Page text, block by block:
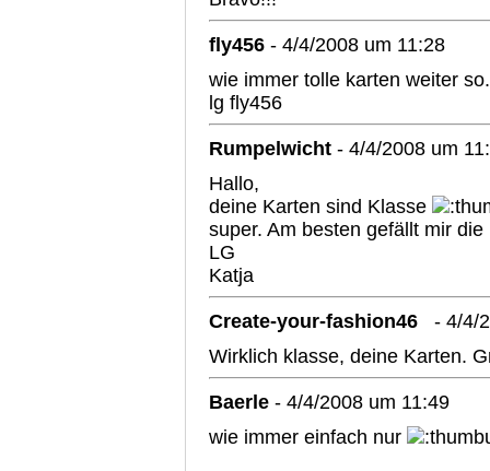
fly456 - 4/4/2008 um 11:28
wie immer tolle karten weiter so.
lg fly456
Rumpelwicht - 4/4/2008 um
Hallo,
deine Karten sind Klasse
super. Am besten gefällt mir die
LG
Katja
Create-your-fashion46
- 4/4/
Wirklich klasse, deine Karten.
Baerle - 4/4/2008 um 11:49
wie immer einfach nur